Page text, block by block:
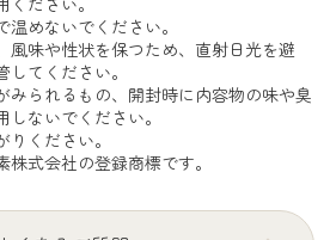
めないでください。
味や性状を保つため、直射日光を避
てください。
られるもの、開封時に内容物の味や臭
ないでください。
ください。
式会社の登録商標です。